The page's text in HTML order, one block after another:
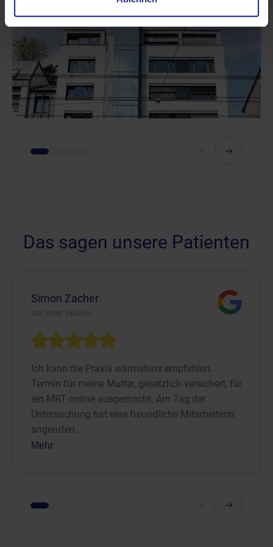
Das sagen unsere Patienten
Simon Zacher
Ich kann die Praxis wärmstens empfehlen.
Termin für meine Mutter, gesetzlich versichert, für
ein MRT online ausgemacht. Am Tag der
Untersuchung hat eine freundliche Mitarbeiterin
angerufen…
Mehr